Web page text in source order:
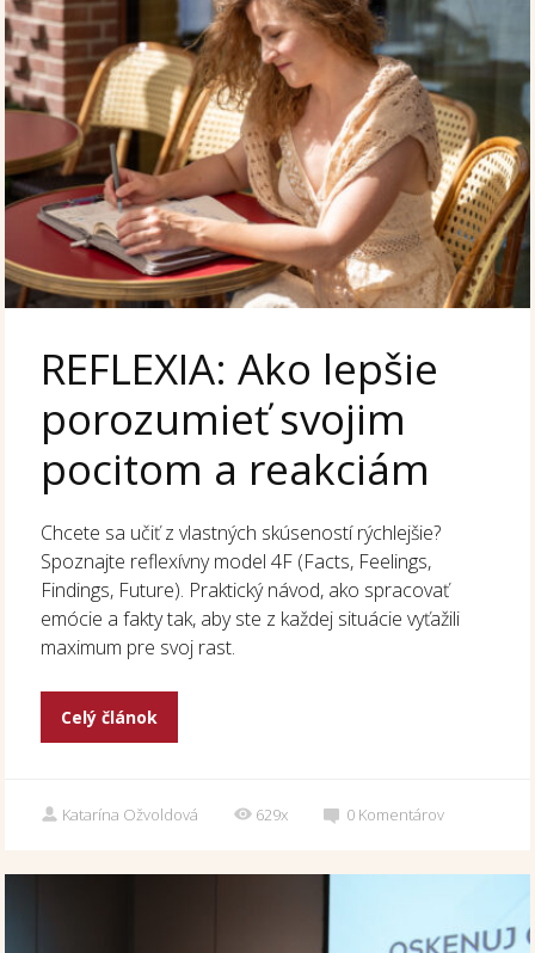
REFLEXIA: Ako lepšie
porozumieť svojim
pocitom a reakciám
Chcete sa učiť z vlastných skúseností rýchlejšie?
Spoznajte reflexívny model 4F (Facts, Feelings,
Findings, Future). Praktický návod, ako spracovať
emócie a fakty tak, aby ste z každej situácie vyťažili
maximum pre svoj rast.
Celý článok
Katarína Ožvoldová 629x 0 Komentárov